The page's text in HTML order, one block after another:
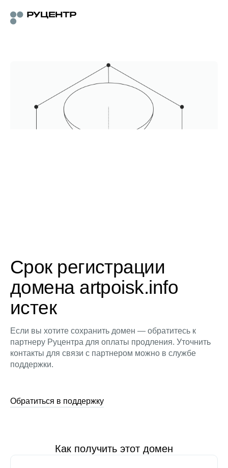
Срок регистрации
домена artpoisk.info
истек
Если вы хотите сохранить домен — обратитесь к
партнеру Руцентра для оплаты продления. Уточнить
контакты для связи с партнером можно в службе
поддержки.
Обратиться в поддержку
Как получить этот домен